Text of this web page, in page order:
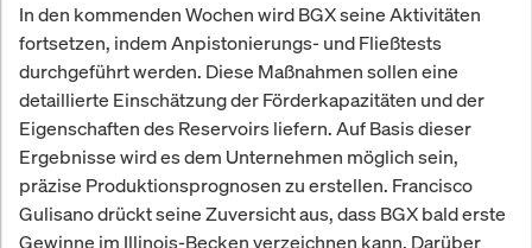
In den kommenden Wochen wird BGX seine Aktivitäten
fortsetzen, indem Anpistonierungs- und Fließtests
durchgeführt werden. Diese Maßnahmen sollen eine
detaillierte Einschätzung der Förderkapazitäten und der
Eigenschaften des Reservoirs liefern. Auf Basis dieser
Ergebnisse wird es dem Unternehmen möglich sein,
präzise Produktionsprognosen zu erstellen. Francisco
Gulisano drückt seine Zuversicht aus, dass BGX bald erste
Gewinne im Illinois-Becken verzeichnen kann. Darüber